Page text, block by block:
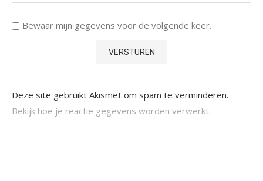
Bewaar mijn gegevens voor de volgende keer.
Deze site gebruikt Akismet om spam te verminderen.
Bekijk hoe je reactie gegevens worden verwerkt.